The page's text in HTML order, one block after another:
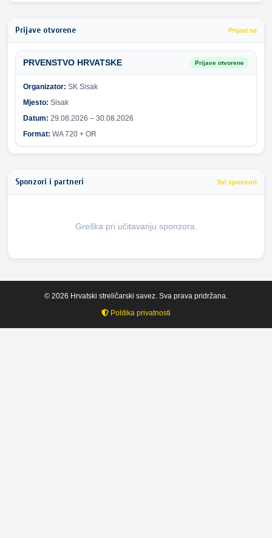
Prijave otvorene Prijavi se
PRVENSTVO HRVATSKE Prijave otvorene
Organizator: SK Sisak
Mjesto: Sisak
Datum: 29.08.2026 – 30.08.2026
Format: WA 720 + OR
Sponzori i partneri Svi sponzori
Greška pri učitavanju sponzora.
© 2026 Hrvatski streličarski savez. Sva prava pridržana.
Politika privatnosti